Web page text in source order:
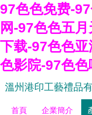
97色色免费-
网-97色色五
下载-97色色
色影院-97色色
溫州港印工藝禮品
首頁 企業簡介